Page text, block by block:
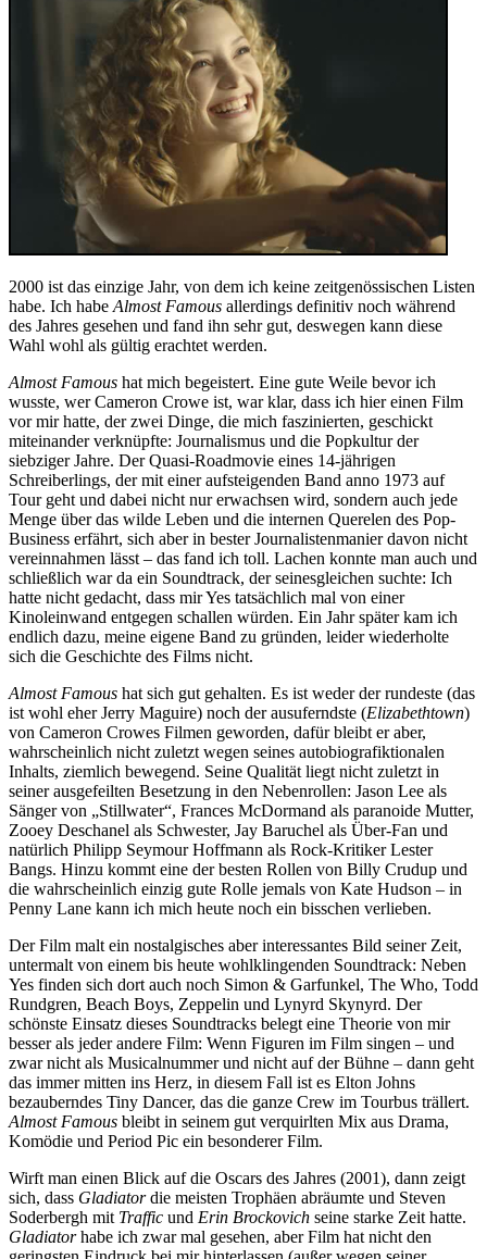
2000 ist das einzige Jahr, von dem ich keine zeitgenössischen Listen
habe. Ich habe Almost Famous allerdings definitiv noch während
des Jahres gesehen und fand ihn sehr gut, deswegen kann diese
Wahl wohl als gültig erachtet werden.
Almost Famous hat mich begeistert. Eine gute Weile bevor ich
wusste, wer Cameron Crowe ist, war klar, dass ich hier einen Film
vor mir hatte, der zwei Dinge, die mich faszinierten, geschickt
miteinander verknüpfte: Journalismus und die Popkultur der
siebziger Jahre. Der Quasi-Roadmovie eines 14-jährigen
Schreiberlings, der mit einer aufsteigenden Band anno 1973 auf
Tour geht und dabei nicht nur erwachsen wird, sondern auch jede
Menge über das wilde Leben und die internen Querelen des Pop-
Business erfährt, sich aber in bester Journalistenmanier davon nicht
vereinnahmen lässt – das fand ich toll. Lachen konnte man auch und
schließlich war da ein Soundtrack, der seinesgleichen suchte: Ich
hatte nicht gedacht, dass mir Yes tatsächlich mal von einer
Kinoleinwand entgegen schallen würden. Ein Jahr später kam ich
endlich dazu, meine eigene Band zu gründen, leider wiederholte
sich die Geschichte des Films nicht.
Almost Famous hat sich gut gehalten. Es ist weder der rundeste (das
ist wohl eher Jerry Maguire) noch der ausuferndste (Elizabethtown)
von Cameron Crowes Filmen geworden, dafür bleibt er aber,
wahrscheinlich nicht zuletzt wegen seines autobiografiktionalen
Inhalts, ziemlich bewegend. Seine Qualität liegt nicht zuletzt in
seiner ausgefeilten Besetzung in den Nebenrollen: Jason Lee als
Sänger von „Stillwater“, Frances McDormand als paranoide Mutter,
Zooey Deschanel als Schwester, Jay Baruchel als Über-Fan und
natürlich Philipp Seymour Hoffmann als Rock-Kritiker Lester
Bangs. Hinzu kommt eine der besten Rollen von Billy Crudup und
die wahrscheinlich einzig gute Rolle jemals von Kate Hudson – in
Penny Lane kann ich mich heute noch ein bisschen verlieben.
Der Film malt ein nostalgisches aber interessantes Bild seiner Zeit,
untermalt von einem bis heute wohlklingenden Soundtrack: Neben
Yes finden sich dort auch noch Simon & Garfunkel, The Who, Todd
Rundgren, Beach Boys, Zeppelin und Lynyrd Skynyrd. Der
schönste Einsatz dieses Soundtracks belegt eine Theorie von mir
besser als jeder andere Film: Wenn Figuren im Film singen – und
zwar nicht als Musicalnummer und nicht auf der Bühne – dann geht
das immer mitten ins Herz, in diesem Fall ist es Elton Johns
bezauberndes Tiny Dancer, das die ganze Crew im Tourbus trällert.
Almost Famous bleibt in seinem gut verquirlten Mix aus Drama,
Komödie und Period Pic ein besonderer Film.
Wirft man einen Blick auf die Oscars des Jahres (2001), dann zeigt
sich, dass Gladiatordie meisten Trophäen abräumte und Steven
Soderbergh mit Traffic und Erin Brockovich seine starke Zeit hatte.
Gladiatorhabe ich zwar mal gesehen, aber Film hat nicht den